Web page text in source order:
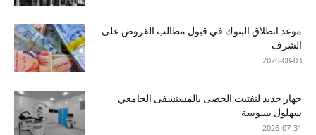
موعد انطلاق البنوك في قبول مطالب القروض على
الشرف
2026-08-03
جهاز جديد لتفتيت الحصى بالمستشفى الجامعي
سهلول بسوسة
2026-07-31